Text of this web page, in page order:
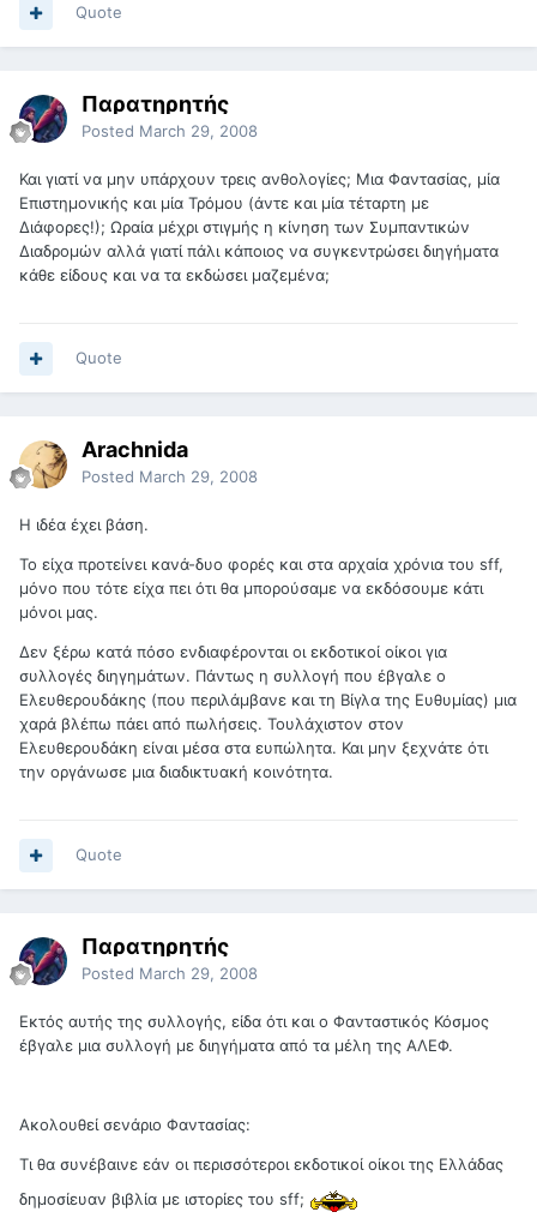
Quote
Παρατηρητής
Posted March 29, 2008
Και γιατί να μην υπάρχουν τρεις ανθολογίες; Μια Φαντασίας, μία
Επιστημονικής και μία Τρόμου (άντε και μία τέταρτη με
Διάφορες!); Ωραία μέχρι στιγμής η κίνηση των Συμπαντικών
Διαδρομών αλλά γιατί πάλι κάποιος να συγκεντρώσει διηγήματα
κάθε είδους και να τα εκδώσει μαζεμένα;
Quote
Arachnida
Posted March 29, 2008
Η ιδέα έχει βάση.
Το είχα προτείνει κανά-δυο φορές και στα αρχαία χρόνια του sff,
μόνο που τότε είχα πει ότι θα μπορούσαμε να εκδόσουμε κάτι
μόνοι μας.
Δεν ξέρω κατά πόσο ενδιαφέρονται οι εκδοτικοί οίκοι για
συλλογές διηγημάτων. Πάντως η συλλογή που έβγαλε ο
Ελευθερουδάκης (που περιλάμβανε και τη Βίγλα της Ευθυμίας) μια
χαρά βλέπω πάει από πωλήσεις. Τουλάχιστον στον
Ελευθερουδάκη είναι μέσα στα ευπώλητα. Και μην ξεχνάτε ότι
την οργάνωσε μια διαδικτυακή κοινότητα.
Quote
Παρατηρητής
Posted March 29, 2008
Εκτός αυτής της συλλογής, είδα ότι και ο Φανταστικός Κόσμος
έβγαλε μια συλλογή με διηγήματα από τα μέλη της ΑΛΕΦ.
Ακολουθεί σενάριο Φαντασίας:
Τι θα συνέβαινε εάν οι περισσότεροι εκδοτικοί οίκοι της Ελλάδας
δημοσίευαν βιβλία με ιστορίες του sff;